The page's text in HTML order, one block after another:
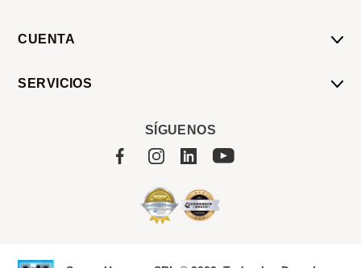
CUENTA
SERVICIOS
SÍGUENOS